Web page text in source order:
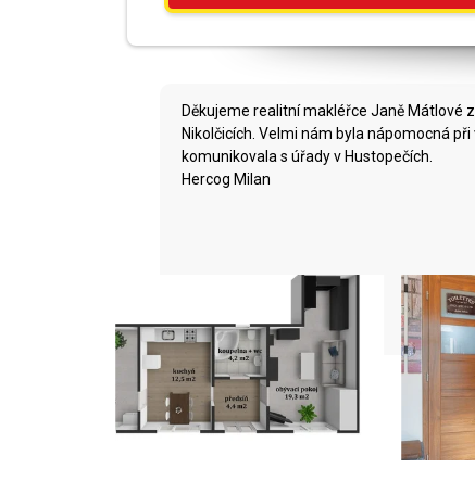
Děkujeme realitní makléřce Janě Mátlové
Nikolčicích. Velmi nám byla nápomocná
komunikovala s úřady v Hustopečích.
Hercog Milan